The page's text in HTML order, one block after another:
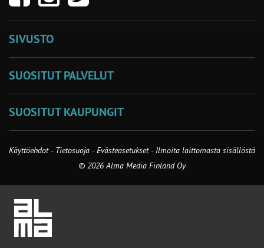
SIVUSTO
SUOSITUT PALVELUT
SUOSITUT KAUPUNGIT
Käyttöehdot - Tietosuoja -Evästeasetukset- Ilmoita laittomasta sisällöstä
© 2026 Alma Media Finland Oy